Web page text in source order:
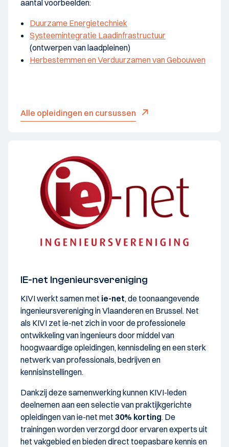
aantal voorbeelden:
Duurzame Energietechniek
Systeemintegratie Laadinfrastructuur
(ontwerpen van laadpleinen)
Herbestemmen en Verduurzamen van Gebouwen
Alle opleidingen en cursussen
IE-net Ingenieursvereniging
KIVI werkt samen met ie-net, de toonaangevende
ingenieursvereniging in Vlaanderen en Brussel. Net
als KIVI zet ie-net zich in voor de professionele
ontwikkeling van ingenieurs door middel van
hoogwaardige opleidingen, kennisdeling en een sterk
netwerk van professionals, bedrijven en
kennisinstellingen.
Dankzij deze samenwerking kunnen KIVI-leden
deelnemen aan een selectie van praktijkgerichte
opleidingen van ie-net met 30% korting. De
trainingen worden verzorgd door ervaren experts uit
het vakgebied en bieden direct toepasbare kennis en